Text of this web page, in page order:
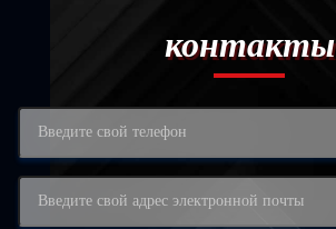
контакты